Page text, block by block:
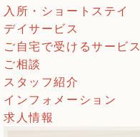
入所・ショートステイ
デイサービス
ご自宅で受けるサービス
ご相談
スタッフ紹介
インフォメーション
求人情報